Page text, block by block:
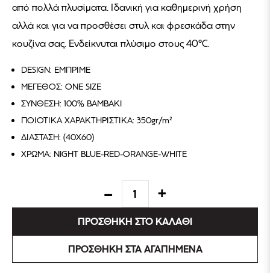
από πολλά πλυσίματα. Ιδανική για καθημερινή χρήση
αλλά και για να προσθέσει στυλ και φρεσκάδα στην
κουζίνα σας. Ενδείκνυται πλύσιμο στους 40°C.
DESIGN: ΕΜΠΡΙΜΕ
ΜΕΓΕΘΟΣ: ONE SIZE
ΣΥΝΘΕΣΗ: 100% ΒΑΜΒΑΚΙ
ΠΟΙΟΤΙΚΑ ΧΑΡΑΚΤΗΡΙΣΤΙΚΑ: 350gr/m²
ΔΙΑΣΤΑΣΗ: (40X60)
ΧΡΩΜΑ: NIGHT BLUE-RED-ORANGE-WHITE
ΠΡΟΣΘΗΚΗ ΣΤΟ ΚΑΛΑΘΙ
ΠΡΟΣΘΗΚΗ ΣΤΑ ΑΓΑΠΗΜΕΝΑ